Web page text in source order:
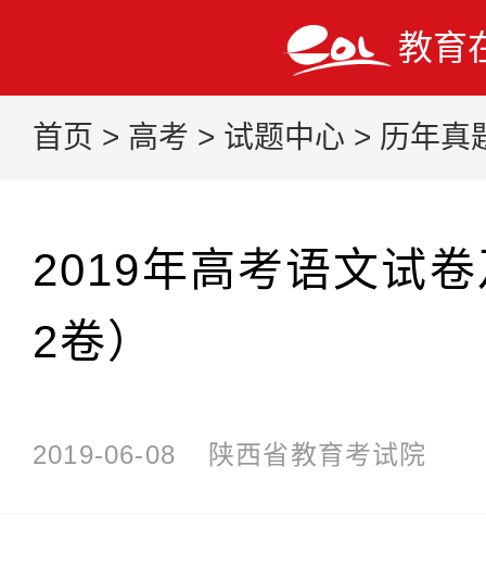
教育
首页 > 高考 > 试题中心 > 历年真
2019年高考语文试
2卷）
2019-06-08 陕西省教育考试院